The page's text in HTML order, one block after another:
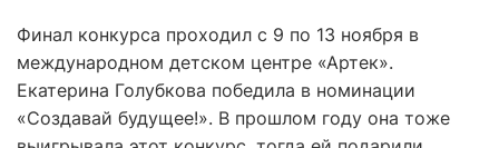
Финал конкурса проходил с 9 по 13 ноября в
международном детском центре «Артек».
Екатерина Голубкова победила в номинации
«Создавай будущее!». В прошлом году она тоже